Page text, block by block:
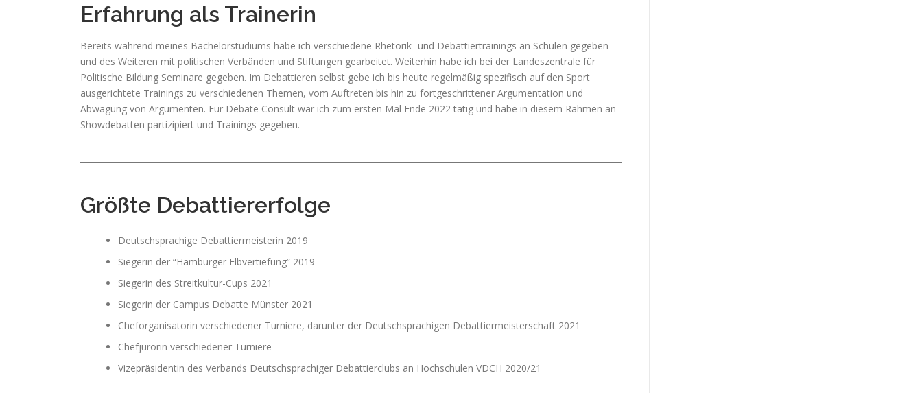
Erfahrung als Trainerin
Bereits während meines Bachelorstudiums habe ich verschiedene Rhetorik- und Debattiertrainings an Schulen gegeben
und des Weiteren mit politischen Verbänden und Stiftungen gearbeitet. Weiterhin habe ich bei der Landeszentrale für
Politische Bildung Seminare gegeben. Im Debattieren selbst gebe ich bis heute regelmäßig spezifisch auf den Sport
ausgerichtete Trainings zu verschiedenen Themen, vom Auftreten bis hin zu fortgeschrittener Argumentation und
Abwägung von Argumenten. Für Debate Consult war ich zum ersten Mal Ende 2022 tätig und habe in diesem Rahmen an
Showdebatten partizipiert und Trainings gegeben.
Größte Debattiererfolge
Deutschsprachige Debattiermeisterin 2019
Siegerin der “Hamburger Elbvertiefung” 2019
Siegerin des Streitkultur-Cups 2021
Siegerin der Campus Debatte Münster 2021
Cheforganisatorin verschiedener Turniere, darunter der Deutschsprachigen Debattiermeisterschaft 2021
Chefjurorin verschiedener Turniere
Vizepräsidentin des Verbands Deutschsprachiger Debattierclubs an Hochschulen VDCH 2020/21